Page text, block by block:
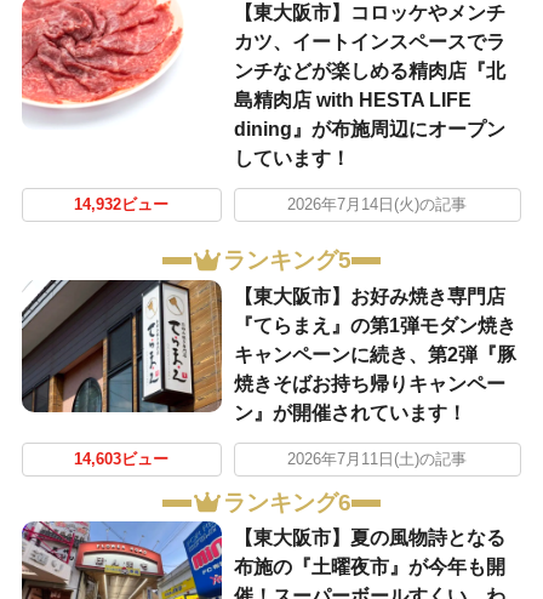
【東大阪市】コロッケやメンチ
カツ、イートインスペースでラ
ンチなどが楽しめる精肉店『北
島精肉店 with HESTA LIFE
dining』が布施周辺にオープン
しています！
14,932ビュー 2026年7月14日(火)の記事
ランキング5
【東大阪市】お好み焼き専門店
『てらまえ』の第1弾モダン焼き
キャンペーンに続き、第2弾『豚
焼きそばお持ち帰りキャンペー
ン』が開催されています！
14,603ビュー 2026年7月11日(土)の記事
ランキング6
【東大阪市】夏の風物詩となる
布施の『土曜夜市』が今年も開